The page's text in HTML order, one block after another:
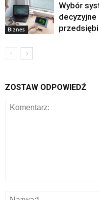
Biznes
Wybór
decyzyjne
ZOSTAW ODPOWIEDŹ